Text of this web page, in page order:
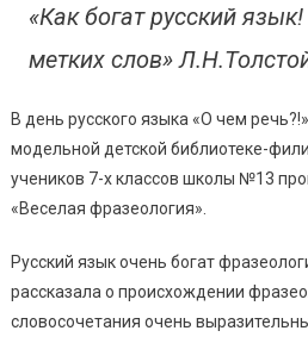
«Как богат русский
метких слов»
В день русского языка «О чем
модельной детской библиотеке-
учеников 7-х классов школы №13
«Веселая фразеология».
Русский язык очень богат
рассказала о происхождении
словосочетания очень